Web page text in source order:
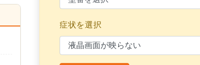
症状を選択